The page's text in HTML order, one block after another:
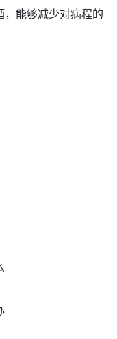
，能够减少对病程的